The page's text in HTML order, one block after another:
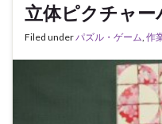
立体ピクチャ
Filed under パズル・ゲーム 作